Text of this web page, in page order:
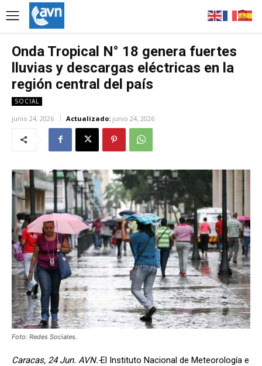
Onda Tropical N° 18 genera fuertes
lluvias y descargas eléctricas en la
región central del país
SOCIAL
junio 24, 2026 Actualizado: junio 24, 2026
Foto: Redes Sociales.
Caracas, 24 Jun. AVN.-El Instituto Nacional de Meteorología e